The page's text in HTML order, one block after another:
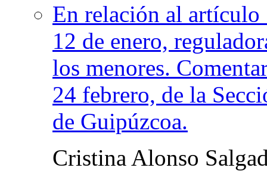
En relación al artículo
12 de enero,
los menores.
24 febrero, de la
de Guipúzcoa.
Cristina Alonso